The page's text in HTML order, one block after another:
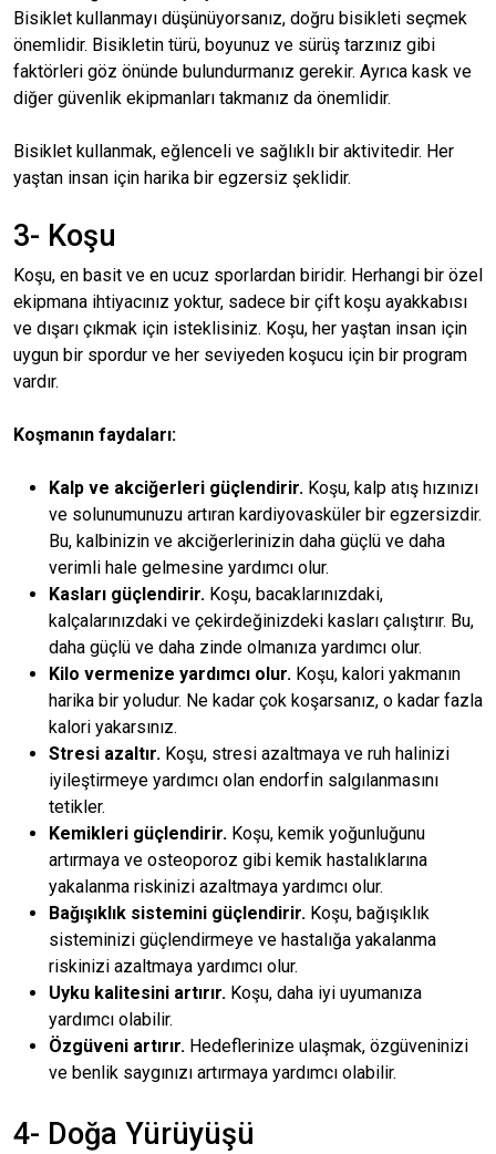
Bisiklet kullanmayı düşünüyorsanız, doğru bisikleti seçmek
önemlidir. Bisikletin türü, boyunuz ve sürüş tarzınız gibi
faktörleri göz önünde bulundurmanız gerekir. Ayrıca kask ve
diğer güvenlik ekipmanları takmanız da önemlidir.
Bisiklet kullanmak, eğlenceli ve sağlıklı bir aktivitedir. Her
yaştan insan için harika bir egzersiz şeklidir.
3- Koşu
Koşu, en basit ve en ucuz sporlardan biridir. Herhangi bir özel
ekipmana ihtiyacınız yoktur, sadece bir çift koşu ayakkabısı
ve dışarı çıkmak için isteklisiniz. Koşu, her yaştan insan için
uygun bir spordur ve her seviyeden koşucu için bir program
vardır.
Koşmanın faydaları:
Kalp ve akciğerleri güçlendirir. Koşu, kalp atış hızınızı
ve solunumunuzu artıran kardiyovasküler bir egzersizdir.
Bu, kalbinizin ve akciğerlerinizin daha güçlü ve daha
verimli hale gelmesine yardımcı olur.
Kasları güçlendirir. Koşu, bacaklarınızdaki,
kalçalarınızdaki ve çekirdeğinizdeki kasları çalıştırır. Bu,
daha güçlü ve daha zinde olmanıza yardımcı olur.
Kilo vermenize yardımcı olur. Koşu, kalori yakmanın
harika bir yoludur. Ne kadar çok koşarsanız, o kadar fazla
kalori yakarsınız.
Stresi azaltır. Koşu, stresi azaltmaya ve ruh halinizi
iyileştirmeye yardımcı olan endorfin salgılanmasını
tetikler.
Kemikleri güçlendirir. Koşu, kemik yoğunluğunu
artırmaya ve osteoporoz gibi kemik hastalıklarına
yakalanma riskinizi azaltmaya yardımcı olur.
Bağışıklık sistemini güçlendirir. Koşu, bağışıklık
sisteminizi güçlendirmeye ve hastalığa yakalanma
riskinizi azaltmaya yardımcı olur.
Uyku kalitesini artırır. Koşu, daha iyi uyumanıza
yardımcı olabilir.
Özgüveni artırır. Hedeflerinize ulaşmak, özgüveninizi
ve benlik saygınızı artırmaya yardımcı olabilir.
4- Doğa Yürüyüşü